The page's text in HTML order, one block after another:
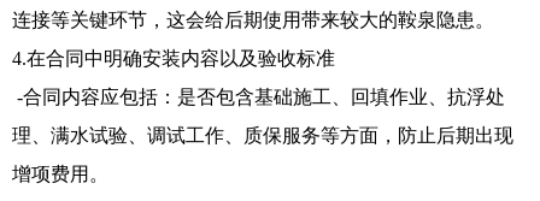
连接等关键环节，这会给后期使用带来较大的鞍泉隐患。
4.在合同中明确安装内容以及验收标准
-合同内容应包括：是否包含基础施工、回填作业、抗浮处
理、满水试验、调试工作、质保服务等方面，防止后期出现
增项费用。